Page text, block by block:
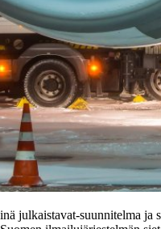
julkaistavat-suunnitelma